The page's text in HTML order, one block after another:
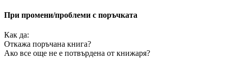
При промени/проблеми с поръчката
Как да:
Откажа поръчана книга?
Ако все още не е потвърдена от книжаря?